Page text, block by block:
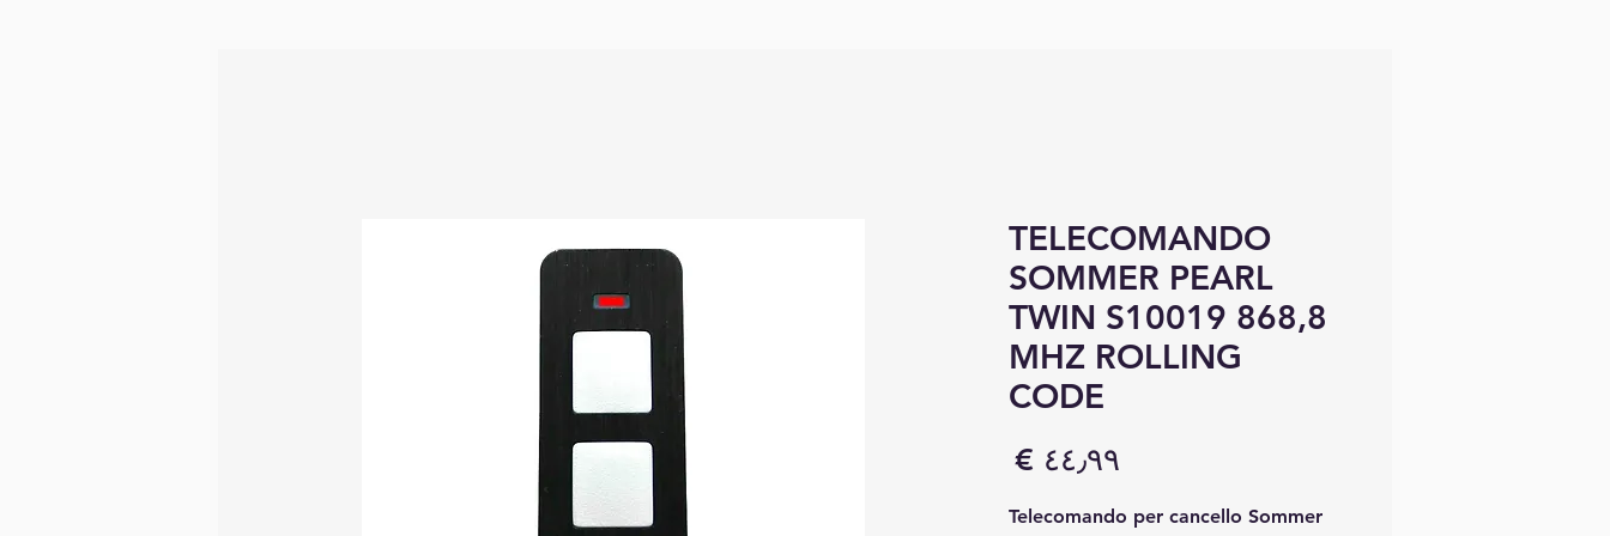
TELECOMANDO
SOMMER PEARL
TWIN S10019 868,8
MHZ ROLLING
CODE
السعر
Telecomando per cancello Sommer